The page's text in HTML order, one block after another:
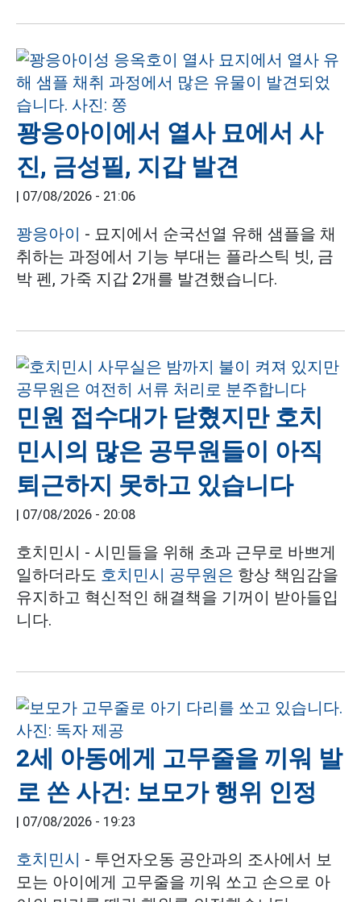
꽝응아이에서 열사 묘에서 사
진, 금성필, 지갑 발견
| 07/08/2026 - 21:06
꽝응아이 - 묘지에서 순국선열 유해 샘플을 채
취하는 과정에서 기능 부대는 플라스틱 빗, 금
박 펜, 가죽 지갑 2개를 발견했습니다.
민원 접수대가 닫혔지만 호치
민시의 많은 공무원들이 아직
퇴근하지 못하고 있습니다
| 07/08/2026 - 20:08
호치민시 - 시민들을 위해 초과 근무로 바쁘게
일하더라도 호치민시 공무원은 항상 책임감을
유지하고 혁신적인 해결책을 기꺼이 받아들입
니다.
2세 아동에게 고무줄을 끼워 발
로 쏜 사건: 보모가 행위 인정
| 07/08/2026 - 19:23
호치민시 - 투언자오동 공안과의 조사에서 보
모는 아이에게 고무줄을 끼워 쏘고 손으로 아